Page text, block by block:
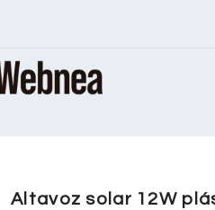
Altavoz solar 12W